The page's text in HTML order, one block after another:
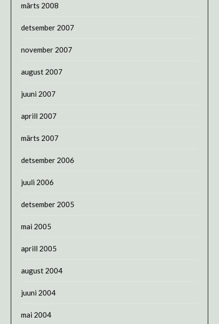
märts 2008
detsember 2007
november 2007
august 2007
juuni 2007
aprill 2007
märts 2007
detsember 2006
juuli 2006
detsember 2005
mai 2005
aprill 2005
august 2004
juuni 2004
mai 2004